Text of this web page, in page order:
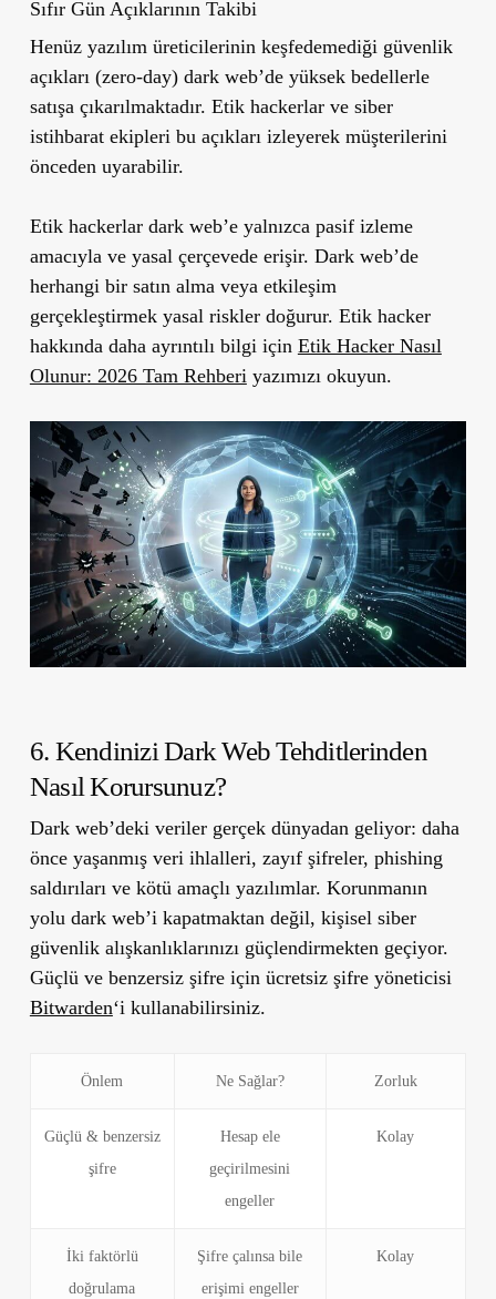
Sıfır Gün Açıklarının Takibi
Henüz yazılım üreticilerinin keşfedemediği güvenlik
açıkları (zero-day) dark web’de yüksek bedellerle
satışa çıkarılmaktadır. Etik hackerlar ve siber
istihbarat ekipleri bu açıkları izleyerek müşterilerini
önceden uyarabilir.
Etik hackerlar dark web’e yalnızca pasif izleme
amacıyla ve yasal çerçevede erişir. Dark web’de
herhangi bir satın alma veya etkileşim
gerçekleştirmek yasal riskler doğurur. Etik hacker
hakkında daha ayrıntılı bilgi için Etik Hacker Nasıl
Olunur: 2026 Tam Rehberi yazımızı okuyun.
6. Kendinizi Dark Web Tehditlerinden
Nasıl Korursunuz?
Dark web’deki veriler gerçek dünyadan geliyor: daha
önce yaşanmış veri ihlalleri, zayıf şifreler, phishing
saldırıları ve kötü amaçlı yazılımlar. Korunmanın
yolu dark web’i kapatmaktan değil, kişisel siber
güvenlik alışkanlıklarınızı güçlendirmekten geçiyor.
Güçlü ve benzersiz şifre için ücretsiz şifre yöneticisi
Bitwarden‘i kullanabilirsiniz.
Önlem Ne Sağlar? Zorluk
Güçlü & benzersiz
şifre
Hesap ele
geçirilmesini
engeller
Kolay
İki faktörlü
doğrulama
Şifre çalınsa bile
erişimi engeller
Kolay